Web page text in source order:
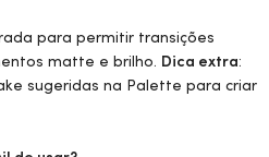
para permitir transições
matte e brilho. Dica extra:
sugeridas na Palette para criar